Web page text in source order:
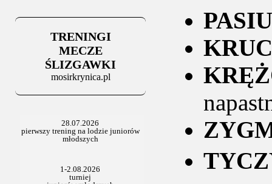
Za trzy tygodnie na lód
06.07.2025
Stowarzyszenie po Walnym
TRENINGI
MECZE
ŚLIZGAWKI
mosirkrynica.pl